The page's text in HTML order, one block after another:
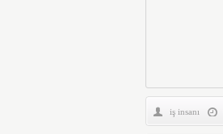
iş insanı